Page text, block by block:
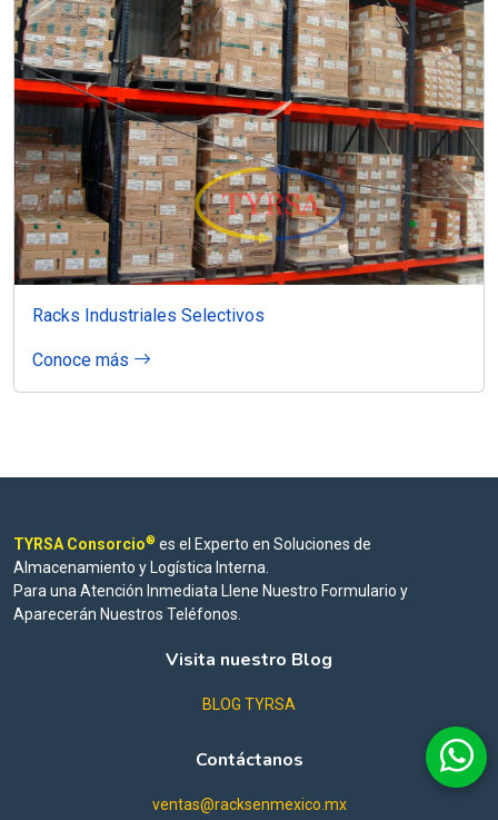
Racks Industriales Selectivos
Conoce más
TYRSA Consorcio® es el Experto en Soluciones de
Almacenamiento y Logística Interna.
Para una Atención Inmediata Llene Nuestro Formulario y
Aparecerán Nuestros Teléfonos.
Visita nuestro Blog
BLOG TYRSA
Contáctanos
ventas@racksenmexico.mx